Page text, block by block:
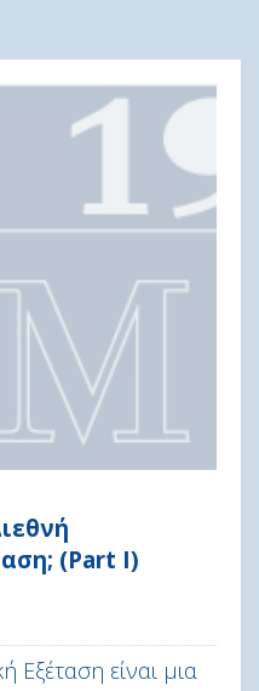
(Part I)
Εξέταση είναι μια